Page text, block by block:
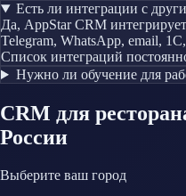
Есть ли интеграции с
Да, AppStar CRM
Telegram, WhatsApp, email,
Список интеграций
Нужно ли обучение для
CRM для
России
Выберите ваш город